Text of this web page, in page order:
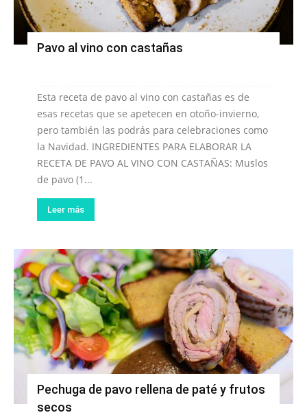
Pavo al vino con castañas
Esta receta de pavo al vino con castañas es de
esas recetas que se apetecen en otoño-invierno,
pero también las podrás para celebraciones como
la Navidad. INGREDIENTES PARA ELABORAR LA
RECETA DE PAVO AL VINO CON CASTAÑAS: Muslos
de pavo (1...
Leer más
Pechuga de pavo rellena de paté y frutos
secos